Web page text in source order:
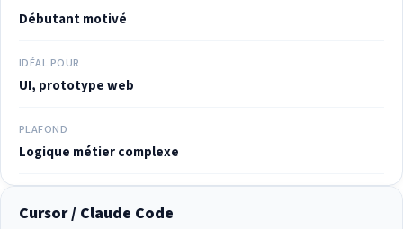
Débutant motivé
IDÉAL POUR
UI, prototype web
PLAFOND
Logique métier complexe
Cursor / Claude Code